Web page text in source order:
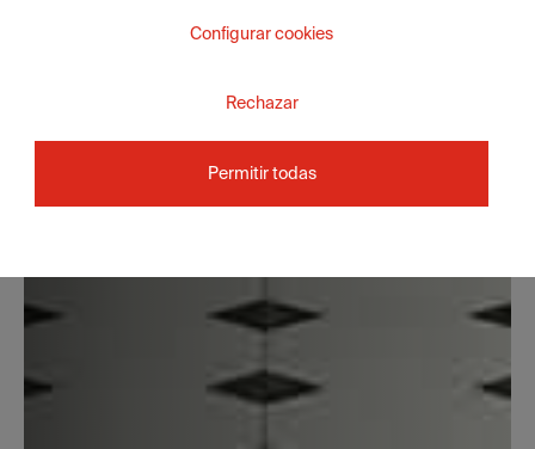
Configurar cookies
Rechazar
Permitir todas